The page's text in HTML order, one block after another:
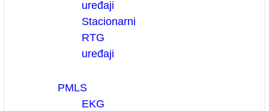
uređaji
Stacionarni
RTG
uređaji
PMLS
EKG